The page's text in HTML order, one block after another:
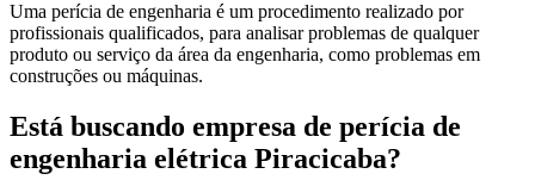
Uma perícia de engenharia é um procedimento realizado por
profissionais qualificados, para analisar problemas de qualquer
produto ou serviço da área da engenharia, como problemas em
construções ou máquinas.
Está buscando empresa de perícia de
engenharia elétrica Piracicaba?